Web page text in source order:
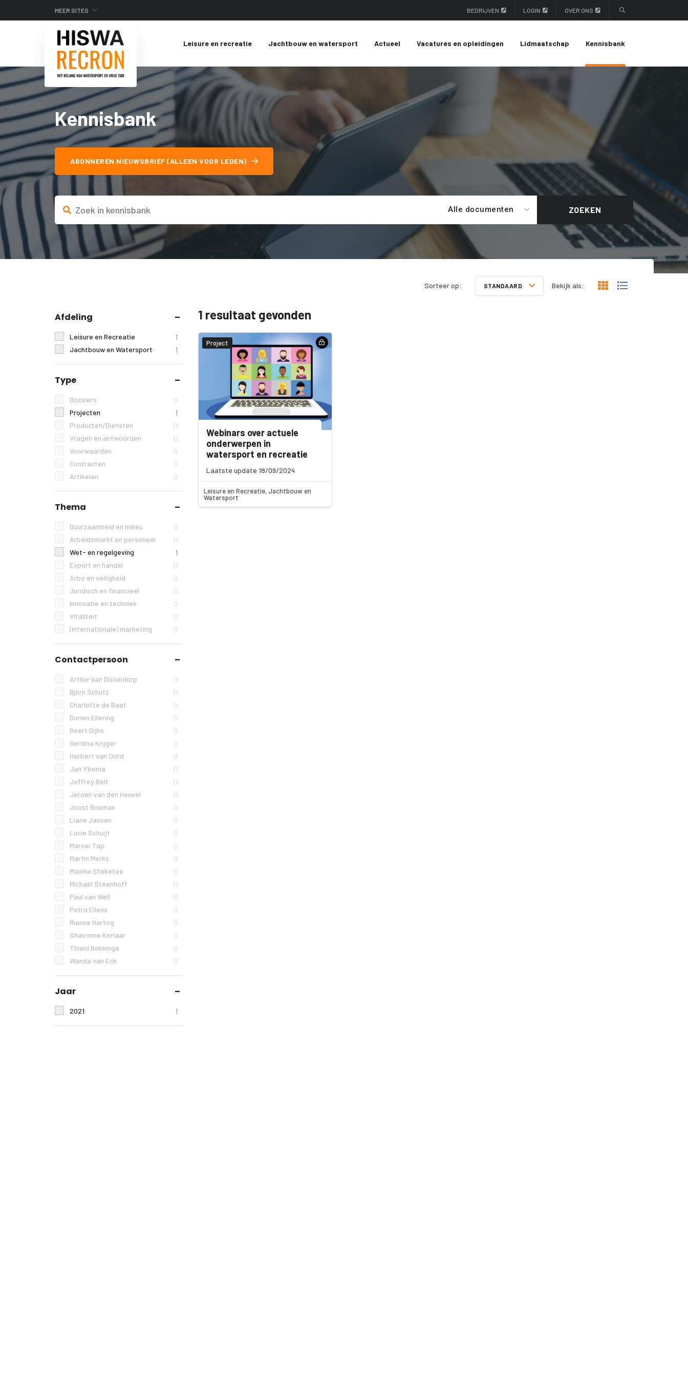
MEER SITES BEDRIJVEN LOGIN OVER ONS
Leisure en recreatie Jachtbouw en watersport Actueel Vacatures en opleidingen Lidmaatschap Kennisbank
Kennisbank
ABONNEREN NIEUWSBRIEF (ALLEEN VOOR LEDEN)
Alle documenten ZOEKEN
Sorteer op: STANDAARD Bekijk als:
Afdeling
Leisure en Recreatie 1
Jachtbouw en Watersport 1
Type
Dossiers 0
Projecten 1
Producten/Diensten 0
Vragen en antwoorden 0
Voorwaarden 0
Contracten 0
Artikelen 0
Thema
Duurzaamheid en milieu 0
Arbeidsmarkt en personeel 0
Wet- en regelgeving 1
Export en handel 0
Arbo en veiligheid 0
Juridisch en financieel 0
Innovatie en techniek 0
Vitaliteit 0
(Internationale) marketing 0
Contactpersoon
Arthur van Disseldorp 0
Björn Schutz 0
Charlotte de Baat 0
Dorien Eilering 0
Geert Dijks 0
Gerdina Krijger 0
Herbert van Oord 0
Jan Ybema 0
Jeffrey Belt 0
Jeroen van den Heuvel 0
Joost Bosman 0
Liane Jansen 0
Lucie Schuijt 0
Marcel Tap 0
Martin Merks 0
Maxine Steketee 0
Michaël Steenhoff 0
Paul van Well 0
Petra Ellens 0
Rianne Hartog 0
Shavonne Korlaar 0
Thiald Bokkinga 0
Wanda van Eck 0
Jaar
2021 1
1 resultaat gevonden
Project
Webinars over actuele
onderwerpen in
watersport en recreatie
Laatste update 18/09/2024
Leisure en Recreatie, Jachtbouw en
Watersport